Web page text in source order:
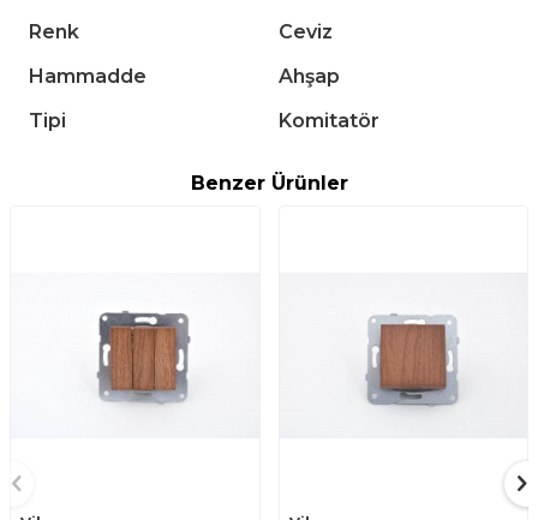
Renk
Ceviz
Hammadde
Ahşap
Tipi
Komitatör
Benzer Ürünler